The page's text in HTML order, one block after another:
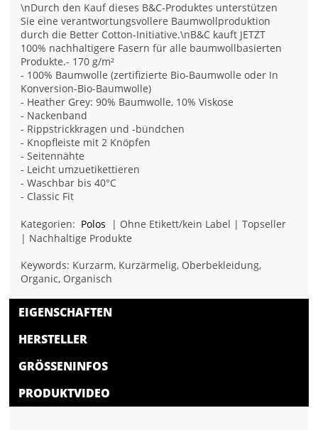
\nDurch den Kauf dieses B&C-Produktes unterstützen
Sie eine verantwortungsvollere Baumwollproduktion
durch die Better Cotton-Initiative.\nB&C kauft JETZT
100% nachhaltigere Fasern für alle baumwollbasierten
Produkte.- 170 g/m²
- 100% Baumwolle (zertifizierte Bio-Baumwolle oder In
Konversion-Bio-Baumwolle)
- Heather Grey: 90% Baumwolle, 10% Viskose
- Nackenband
- Rippstrickkragen und -bündchen
- Knopfleiste mit 2 Knöpfen
- Seitennähte
- Leicht umzuetikettieren
- Waschbar bis 40°C
- Classic Fit
Kategorien: Polos
| Ohne Etikett/kein Label | Topseller
| Nachhaltige Produkte
Keywords: Kurzarm, Kurzärmelig, Oberbekleidung,
Organic, Organisch
EIGENSCHAFTEN
HERSTELLER
GRÖSSENINFOS
PRODUKTVIDEO